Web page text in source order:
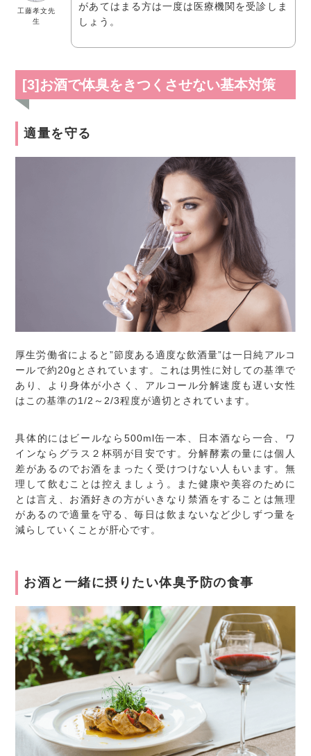
工藤孝文先
生
があてはまる方は一度は医療機関を受診しま
しょう。
[3]お酒で体臭をきつくさせない基本対策
適量を守る
厚生労働省によると”節度ある適度な飲酒量”は一日純アルコ
ールで約20gとされています。これは男性に対しての基準で
あり、より身体が小さく、アルコール分解速度も遅い女性
はこの基準の1/2～2/3程度が適切とされています。
具体的にはビールなら500ml缶一本、日本酒なら一合、ワ
インならグラス２杯弱が目安です。分解酵素の量には個人
差があるのでお酒をまったく受けつけない人もいます。無
理して飲むことは控えましょう。また健康や美容のために
とは言え、お酒好きの方がいきなり禁酒をすることは無理
があるので適量を守る、毎日は飲まないなど少しずつ量を
減らしていくことが肝心です。
お酒と一緒に摂りたい体臭予防の食事